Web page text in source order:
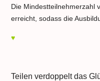
Die Mindestteilnehmerzahl
erreicht, sodass die
♥
Teilen verdoppelt das